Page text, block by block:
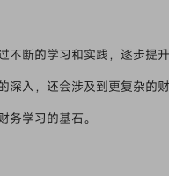
不断的学习和实践，逐步提
深入，还会涉及到更复杂的
学习的基石。